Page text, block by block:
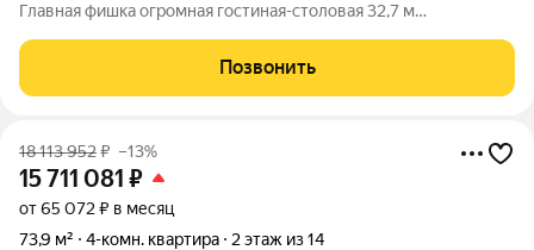
Главная фишка огромная гостиная-столовая 32,7 м
иметь личное пространство. Два балкона дают отличный свет
и дополнительные возможности для
Позвонить
18 113 952₽ –13%
15 711 081 ₽
от 65 072 ₽ в месяц
73,9 м²
4-комн. квартира 2 этаж из 14